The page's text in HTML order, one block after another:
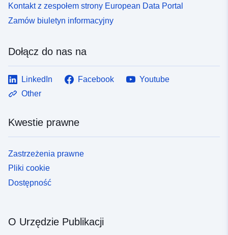
Kontakt z zespołem strony European Data Portal
Zamów biuletyn informacyjny
Dołącz do nas na
LinkedIn Facebook
Youtube
Other
Kwestie prawne
Zastrzeżenia prawne
Pliki cookie
Dostępność
O Urzędzie Publikacji